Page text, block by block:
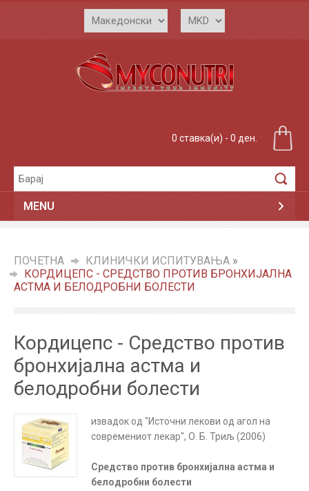
0 ставка(и) - 0 ден.
MENU
ПОЧЕТНА » КЛИНИЧКИ ИСПИТУВАЊА »
КОРДИЦЕПС - СРЕДСТВО ПРОТИВ БРОНХИЈАЛНА
АСТМА И БЕЛОДРОБНИ БОЛЕСТИ
Кордицепс - Средство против
бронхијална астма и
белодробни болести
извадок од "Источни лекови од агол на
современиот лекар", О. Б. Триљ (2006)
Средство против бронхијална астма и
белодробни болести